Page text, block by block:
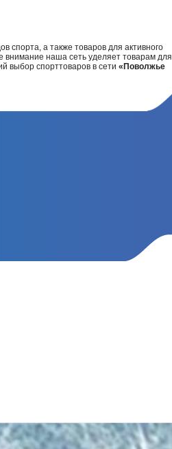
спорта, а также товаров для активного
наша сеть уделяет товарам для
выбор спорттоваров в сети «Поволжье